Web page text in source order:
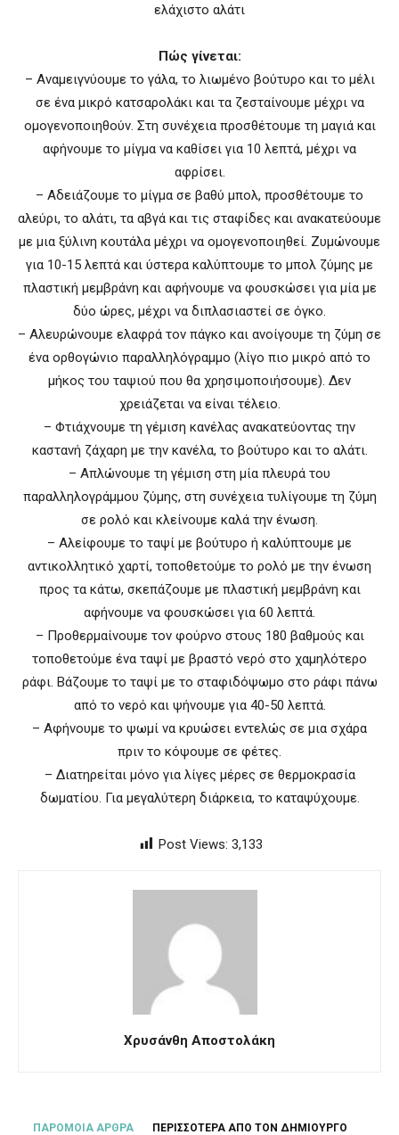
ελάχιστο αλάτι
Πώς γίνεται:
– Αναμειγνύουμε το γάλα, το λιωμένο βούτυρο και το μέλι
σε ένα μικρό κατσαρολάκι και τα ζεσταίνουμε μέχρι να
ομογενοποιηθούν. Στη συνέχεια προσθέτουμε τη μαγιά και
αφήνουμε το μίγμα να καθίσει για 10 λεπτά, μέχρι να
αφρίσει.
– Αδειάζουμε το μίγμα σε βαθύ μπολ, προσθέτουμε το
αλεύρι, το αλάτι, τα αβγά και τις σταφίδες και ανακατεύουμε
με μια ξύλινη κουτάλα μέχρι να ομογενοποιηθεί. Ζυμώνουμε
για 10-15 λεπτά και ύστερα καλύπτουμε το μπολ ζύμης με
πλαστική μεμβράνη και αφήνουμε να φουσκώσει για μία με
δύο ώρες, μέχρι να διπλασιαστεί σε όγκο.
– Αλευρώνουμε ελαφρά τον πάγκο και ανοίγουμε τη ζύμη σε
ένα ορθογώνιο παραλληλόγραμμο (λίγο πιο μικρό από το
μήκος του ταψιού που θα χρησιμοποιήσουμε). Δεν
χρειάζεται να είναι τέλειο.
– Φτιάχνουμε τη γέμιση κανέλας ανακατεύοντας την
καστανή ζάχαρη με την κανέλα, το βούτυρο και το αλάτι.
– Απλώνουμε τη γέμιση στη μία πλευρά του
παραλληλογράμμου ζύμης, στη συνέχεια τυλίγουμε τη ζύμη
σε ρολό και κλείνουμε καλά την ένωση.
– Αλείφουμε το ταψί με βούτυρο ή καλύπτουμε με
αντικολλητικό χαρτί, τοποθετούμε το ρολό με την ένωση
προς τα κάτω, σκεπάζουμε με πλαστική μεμβράνη και
αφήνουμε να φουσκώσει για 60 λεπτά.
– Προθερμαίνουμε τον φούρνο στους 180 βαθμούς και
τοποθετούμε ένα ταψί με βραστό νερό στο χαμηλότερο
ράφι. Βάζουμε το ταψί με το σταφιδόψωμο στο ράφι πάνω
από το νερό και ψήνουμε για 40-50 λεπτά.
– Αφήνουμε το ψωμί να κρυώσει εντελώς σε μια σχάρα
πριν το κόψουμε σε φέτες.
– Διατηρείται μόνο για λίγες μέρες σε θερμοκρασία
δωματίου. Για μεγαλύτερη διάρκεια, το καταψύχουμε.
Post Views: 3,133
Χρυσάνθη Αποστολάκη
ΠΑΡΟΜΟΙΑ ΑΡΘΡΑ ΠΕΡΙΣΣΟΤΕΡΑ ΑΠΟ ΤΟΝ ΔΗΜΙΟΥΡΓΟ